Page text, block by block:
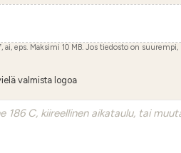
ai, eps. Maksimi 10 MB. Jos tiedosto on suurempi,
valmista logoa